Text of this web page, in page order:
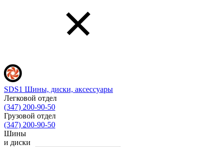
SDS1 Шины, диски, аксессуары
Легковой отдел
(347) 200-90-50
Грузовой отдел
(347) 200-90-50
Шины
и диски